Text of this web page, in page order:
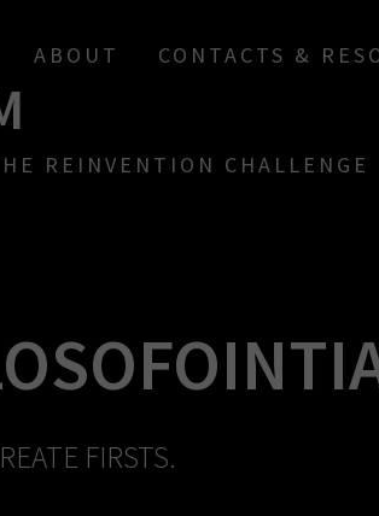
ABOUT CONTACTS &
REINVENTION CHALLENGE
FIRSTS.